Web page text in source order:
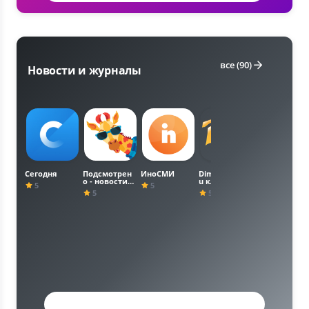
Новости и журналы все (90)
Сегодня
5
Подсмотрен
о - новости
города
5
ИноСМИ
5
DimonVideo.r
u клиент
5